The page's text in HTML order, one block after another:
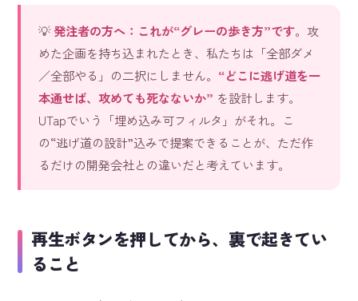
💡発注者の方へ：これが“グレーの歩き方”です。攻
めた企画を持ち込まれたとき、私たちは「全部ダメ
／全部やる」の二択にしません。 “どこに逃げ道を一
本通せば、攻めても死なないか” を設計します。
UTapでいう「埋め込み可フィルタ」がそれ。こ
の“逃げ道の設計”込みで提案できることが、ただ作
るだけの開発会社との違いだと考えています。
再生ボタンを押してから、裏で起きてい
ること